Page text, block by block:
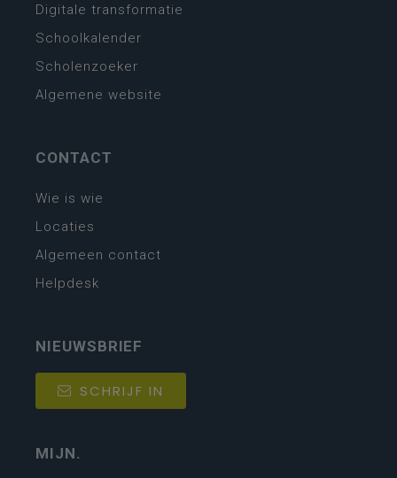
Digitale transformatie
Schoolkalender
Scholenzoeker
Algemene website
CONTACT
Wie is wie
Locaties
Algemeen contact
Helpdesk
NIEUWSBRIEF
SCHRIJF IN
MIJN.